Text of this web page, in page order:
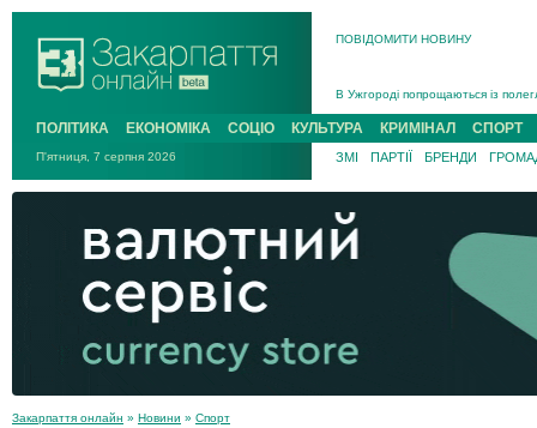
ПОВІДОМИТИ НОВИНУ
В Ужгороді попрощаються із
В Ужгороді 5 серпня
Підтвердили загибель
На війні з рф поліг військовий з
На Хустщині внаслідок ДТП за
Інструктора районного ТЦК на
ПОЛІТИКА ЕКОНОМІКА СОЦІО КУЛЬТУРА КРИМІНАЛ СПОРТ
П'ятниця, 7 серпня 2026 ЗМІ ПАРТІЇ БРЕНДИ
Закарпаття онлайн » Новини » Спорт